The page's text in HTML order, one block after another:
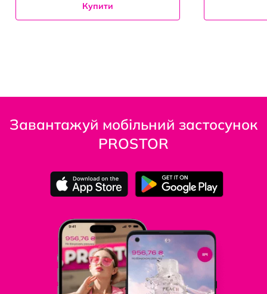
Купити
Завантажуй мобільний застосунок
PROSTOR